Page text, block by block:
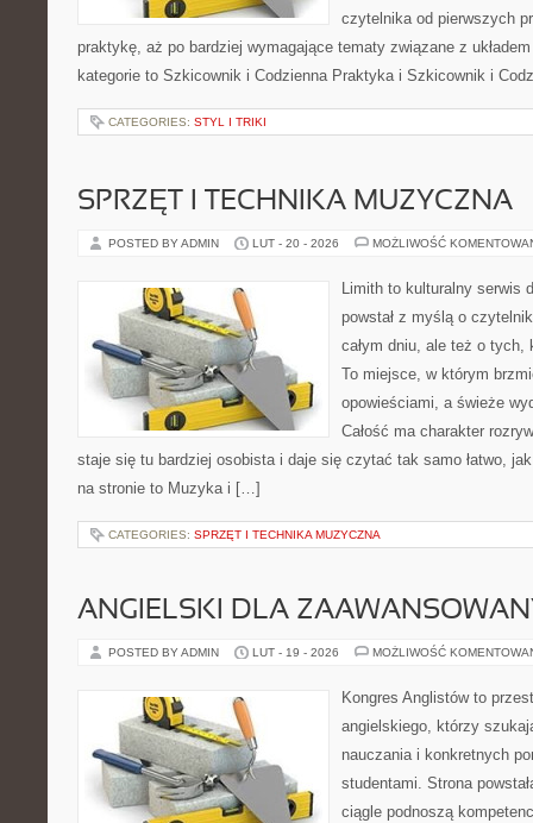
czytelnika od pierwszych
praktykę, aż po bardziej wymagające tematy związane z
kategorie to Szkicownik i Codzienna Praktyka i Szkicownik i
CATEGORIES: STYL I TRIKI
SPRZĘT I TECHNIKA MUZYCZNA
POSTED BY ADMIN LUT - 20 - 2026 MOŻLIWOŚĆ
Limith to kulturalny serwis
powstał z myślą o
całym dniu, ale też o
To miejsce, w którym
opowieściami, a świeże
Całość ma charakter
staje się tu bardziej osobista i daje się czytać tak samo łatwo,
na stronie to Muzyka i […]
CATEGORIES: SPRZĘT I TECHNIKA MUZYCZNA
ANGIELSKI DLA
POSTED BY ADMIN LUT - 19 - 2026 MOŻLIWOŚĆ
Kongres Anglistów to
angielskiego, którzy
nauczania i konkretnych
studentami. Strona
ciągle podnoszą